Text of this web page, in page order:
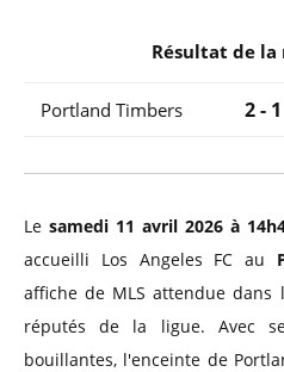
Résultat de
Portland Timbers 2 - 1
Le samedi 11 avril 2026 à
accueilli Los Angeles FC au
affiche de MLS attendue
réputés de la ligue. Avec
bouillantes, l'enceinte de